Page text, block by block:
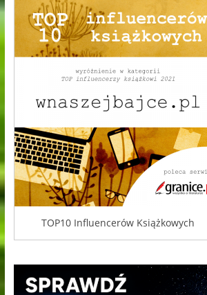
TOP10 Influencerów Książkowych